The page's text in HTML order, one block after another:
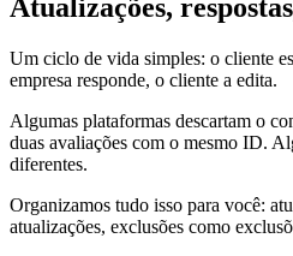
Atualizações,
Um ciclo de vida simples: o cliente
empresa responde, o cliente a edita.
Algumas plataformas descartam o
duas avaliações com o mesmo ID.
diferentes.
Organizamos tudo isso para você:
atualizações, exclusões como